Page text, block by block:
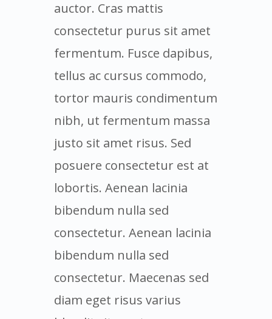
auctor. Cras mattis
consectetur purus sit amet
fermentum. Fusce dapibus,
tellus ac cursus commodo,
tortor mauris condimentum
nibh, ut fermentum massa
justo sit amet risus. Sed
posuere consectetur est at
lobortis. Aenean lacinia
bibendum nulla sed
consectetur. Aenean lacinia
bibendum nulla sed
consectetur. Maecenas sed
diam eget risus varius